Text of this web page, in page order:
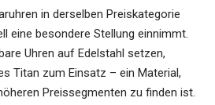
in derselben Preiskategorie
eine besondere Stellung einnimmt.
Uhren auf Edelstahl setzen,
Titan zum Einsatz – ein Material,
Preissegmenten zu finden ist.